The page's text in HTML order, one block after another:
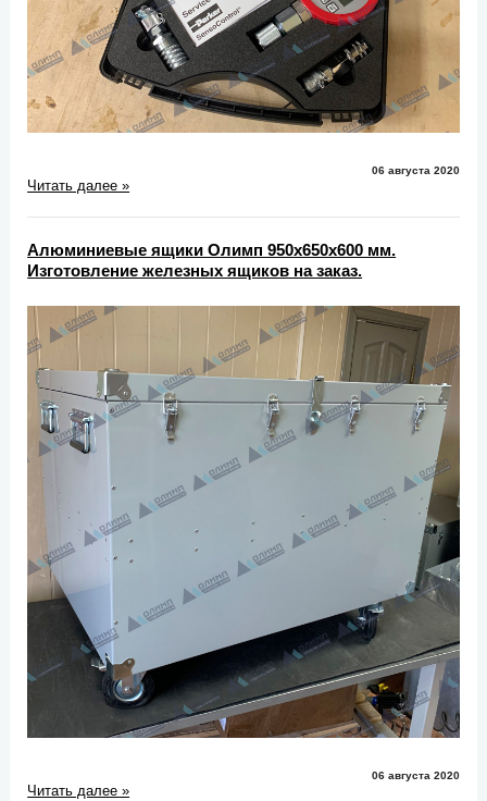
06 августа 2020
Читать далее »
Алюминиевые ящики Олимп 950х650х600 мм.
Изготовление железных ящиков на заказ.
06 августа 2020
Читать далее »